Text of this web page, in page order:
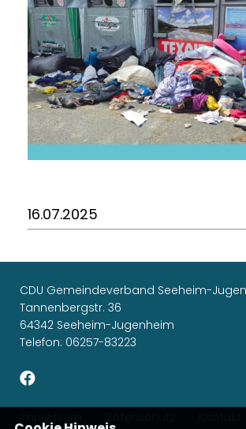
16.07.2025
CDU Gemeindeverband Seeheim-
Tannenbergstr. 36
64342 Seeheim-Jugenheim
Telefon: 06257-83223